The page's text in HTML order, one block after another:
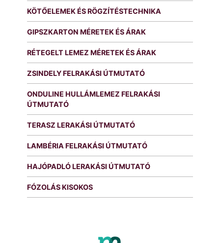
KÖTŐELEMEK ÉS RÖGZÍTÉSTECHNIKA
GIPSZKARTON MÉRETEK ÉS ÁRAK
RÉTEGELT LEMEZ MÉRETEK ÉS ÁRAK
ZSINDELY FELRAKÁSI ÚTMUTATÓ
ONDULINE HULLÁMLEMEZ FELRAKÁSI
ÚTMUTATÓ
TERASZ LERAKÁSI ÚTMUTATÓ
LAMBÉRIA FELRAKÁSI ÚTMUTATÓ
HAJÓPADLÓ LERAKÁSI ÚTMUTATÓ
FÓZOLÁS KISOKOS